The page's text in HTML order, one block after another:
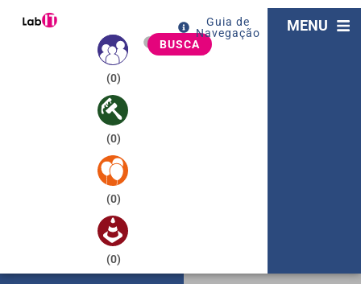
(0)
(0)
(0)
(0)
BUSCA
Guia de
Navegação
MENU